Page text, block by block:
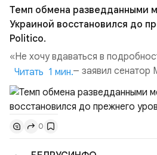
Темп обмена разведданными
Украиной восстановился до
Politico.
«Не хочу вдаваться в
улучшилась», — заявил сенатор
высокопоставленный член
добавив, что использование
ракет большой дальности
удары вглубь российской
позиции.Сотрудничество со
Читать 1 мин.
0